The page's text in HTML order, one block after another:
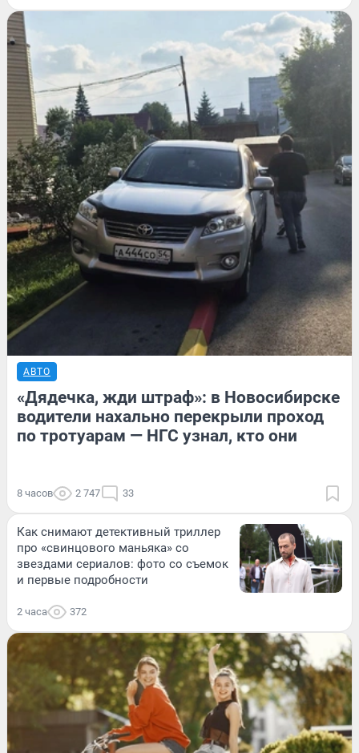
АВТО
«Дядечка, жди штраф»: в Новосибирске
водители нахально перекрыли проход
по тротуарам — НГС узнал, кто они
8 часов 2 747 33
Как снимают детективный триллер
про «свинцового маньяка» со
звездами сериалов: фото со съемок
и первые подробности
2 часа 372